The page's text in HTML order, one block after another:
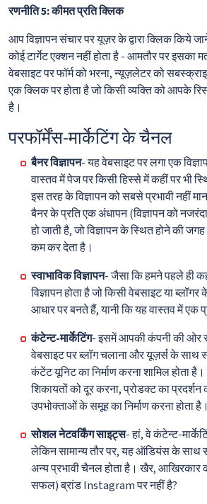
रणनीति 5: कीमत प्रति क्लिक
आप विज्ञापन संचार पर यूज़र के द्वारा क्लिक किये
कोई टार्गेट एक्शन नहीं होता है - आमतौर पर इसका
वेबसाइट पर फॉर्म को भरना, न्यूज़लेटर को
एक क्लिक पर होता है जो किसी व्यक्ति को आपके
है।
परफॉर्मेंस-मार्केटिंग के चैनल
बैनर विज्ञापन- यह वेबसाइट पर लगा एक
वास्तव में पेज पर किसी हिस्से में कहीं पर भी
इस तरह के विज्ञापन को सबसे प्रभावी नहीं
बैनर के प्रति एक अंधापन (विज्ञापन को
हो जाती है, जो विज्ञापन के स्थित होने की
कम कर देता है।
स्वाभाविक विज्ञापन- जैसा कि हमने पहले ही
विज्ञापन होता है जो किसी वेबसाइट या
आधार पर बनते हैं, यानी कि यह वास्तव में एक
कंटेन्ट-मार्केटिंग- इसमें आपकी कंपनी की ओर
वेबसाइट पर ब्लॉग चलाना और यूज़र्स के साथ
कंटेंट यूनिट का निर्माण करना शामिल होता
शिकायतों को दूर करना, प्रोडक्ट का प्रदर्शन
उपभोक्ताओं के समूह का निर्माण करना होता है।
सोशल नेटवर्किंग साइट्स- हां, वे कंटेन्ट-
लेकिन सामान्य तौर पर, यह ऑडियंस के साथ
अन्य प्रभावी चैनल होता है। खैर,
सफल) ब्रांड Instagram पर नहीं है?